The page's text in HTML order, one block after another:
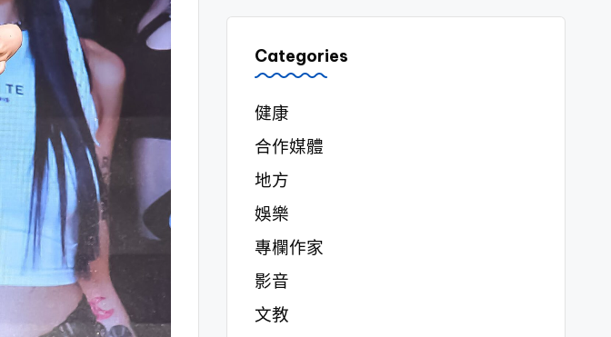
Categories
健康
合作媒體
地方
娛樂
專欄作家
影音
文教